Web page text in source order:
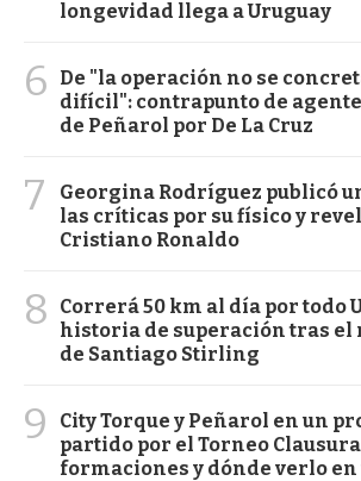
longevidad llega a Uruguay
6
De "la operación no se
difícil": contrapunto de
de Peñarol por De La Cruz
7
Georgina Rodríguez publicó
las críticas por su físico y
Cristiano Ronaldo
8
Correrá 50 km al día por todo
historia de superación tras el
de Santiago Stirling
9
City Torque y Peñarol en un
partido por el Torneo
formaciones y dónde verlo en